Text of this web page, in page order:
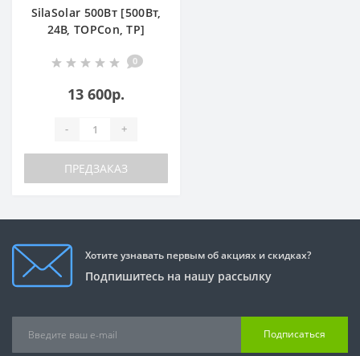
SilaSolar 500Вт [500Вт,
24В, TOPCon, TP]
0
13 600р.
- +
ПРЕДЗАКАЗ
Хотите узнавать первым об акциях и скидках?
Подпишитесь на нашу рассылку
Подписаться